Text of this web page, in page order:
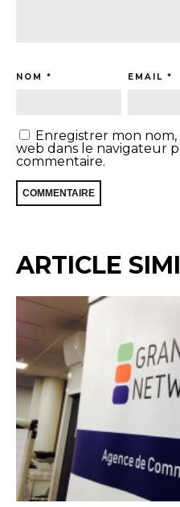
NOM * EMAIL *
Enregistrer mon
web dans le navigateur
commentaire.
ARTICLE